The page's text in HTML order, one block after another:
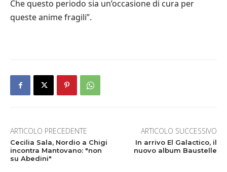
Che questo periodo sia un’occasione di cura per
queste anime fragili”.
ARTICOLO PRECEDENTE
Cecilia Sala, Nordio a Chigi
incontra Mantovano: "non
su Abedini"
ARTICOLO SUCCESSIVO
In arrivo El Galactico, il
nuovo album Baustelle